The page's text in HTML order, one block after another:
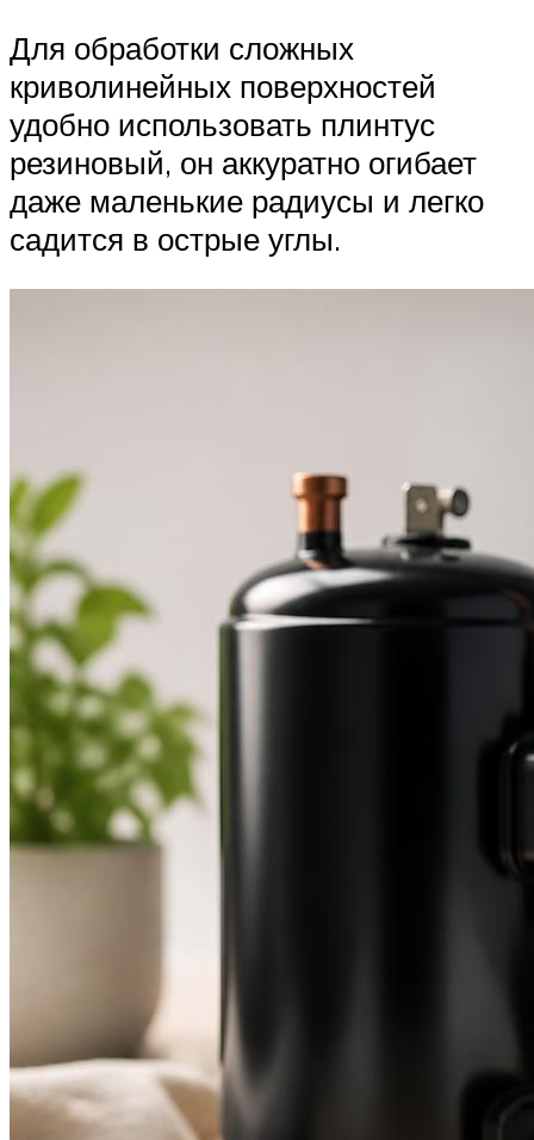
Для обработки сложных
криволинейных поверхностей
удобно использовать плинтус
резиновый, он аккуратно огибает
даже маленькие радиусы и легко
садится в острые углы.